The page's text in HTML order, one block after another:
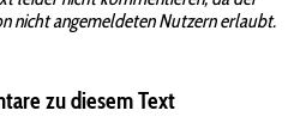
nicht angemeldeten Nutzern erlaubt.
zu diesem Text